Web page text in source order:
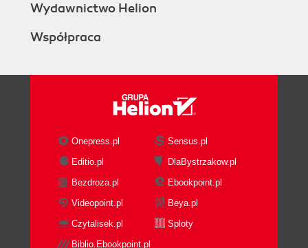
Wydawnictwo Helion
Współpraca
Onepress.pl
Sensus.pl
Editio.pl
DlaBystrzakow.pl
Bezdroza.pl
Ebookpoint.pl
Videopoint.pl
Beya.pl
Czytalisek.pl
Sploty
Biblio.Ebookpoint.pl